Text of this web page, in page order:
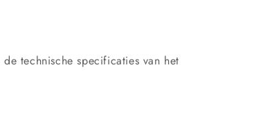
technische specificaties van het